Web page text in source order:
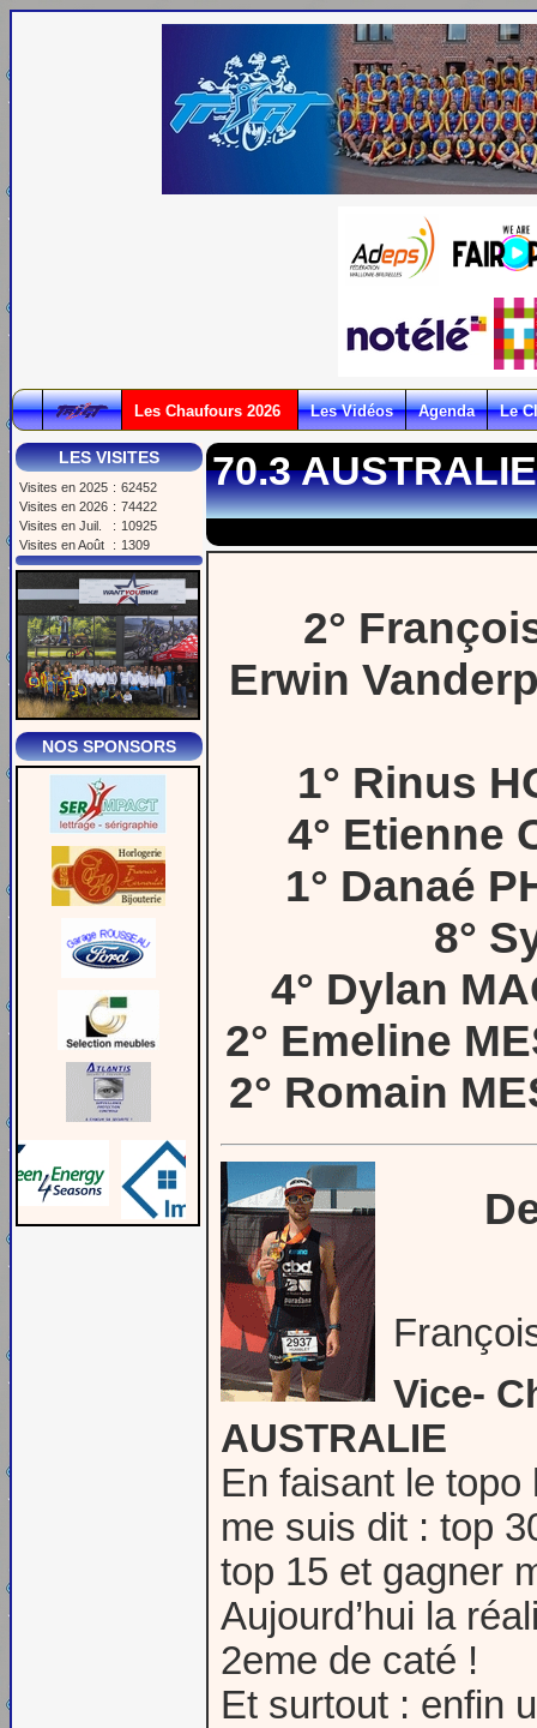
Les Chaufours 2026 Les Vidéos Agenda Le
LES VISITES
Visites en 2025 : 62452
Visites en 2026 : 74422
Visites en Juil.
: 10925
Visites en Août
: 1309
NOS SPONSORS
70.3
2°
Erwin
1° Rinus
4° Etienne
1° Danaé
8°
4° Dylan
2° Emeline
2° Romain
Vice-
AUSTRALIE
En faisant le
me suis dit : top
top 15 et gagner
Aujourd’hui la
2eme de caté !
Et surtout : enfin